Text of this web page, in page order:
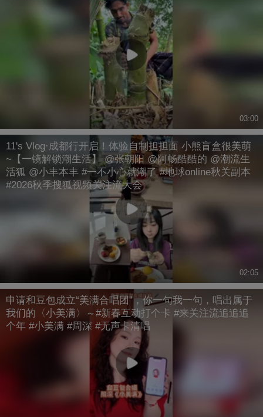
03:00
11's Vlog·成都行开启！体验自制担担面 小熊盲盒很美萌
~【一镜解锁潮生活】 @张朝阳 @阿畅酷酷的 @潮流生
活狐 @小丰本丰 #一不小心就潮了 #地球online秋关副本
#2026秋季搜狐视频关注流大会
02:05
申请和豆包成立“美满合唱团”，你一句我一句，唱出属于
我们的〈小美满〉～#新春互动打个卡 #来关注流追追追
个年 #小美满 #周深 #无声卡清唱